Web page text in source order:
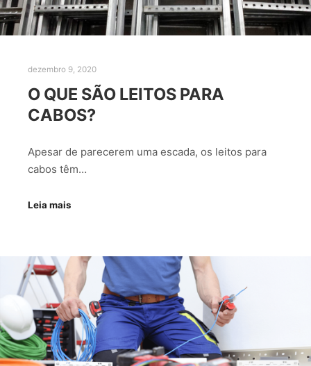
dezembro 9, 2020
O QUE SÃO LEITOS PARA
CABOS?
Apesar de parecerem uma escada, os leitos para
cabos têm…
Leia mais